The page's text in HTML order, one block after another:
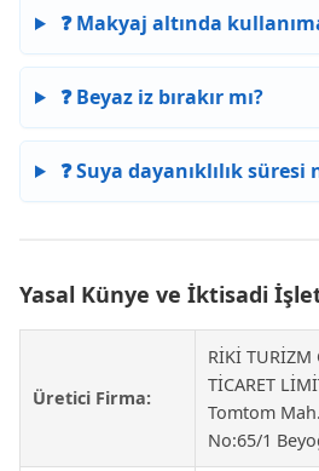
❓ Makyaj altında
❓ Beyaz iz bırakır mı?
❓ Suya dayanıklılık süresi
Yasal Künye ve İktisadi
Üretici Firma:
RİKİ TURİZM
TİCARET
Tomtom
No:65/1